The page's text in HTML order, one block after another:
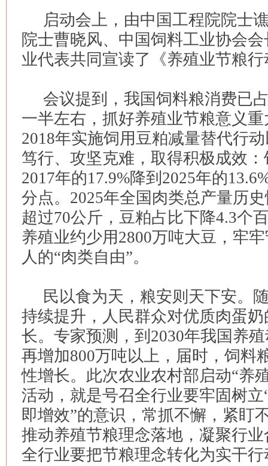
启动会上，由中国工程院院士
院士曹晓风、中国饲料工业协会
业代表共同宣读了《养殖业节粮
会议提到，我国饲料粮消费已
一半左右，抓好养殖业节粮意义
2018年实施饲用豆粕减量替代行
笃行、攻坚克难，取得积极成效
2017年的17.9%降到2025年的
分点。2025年全国肉类总产量历
超过70公斤，豆粕占比下降4.3个
养殖业约少用2800万吨大豆，牢
人的“肉类自由”。
民以食为天，粮安则天下安。
持续提升，人民群众对优质肉蛋
长。专家预测，到2030年我国养
再增加800万吨以上，届时，饲料
性增长。此次农业农村部启动“养
活动，就是号召全行业要牢固树
即增效”的意识，常抓不懈，紧盯
推动养殖节粮理念落地，凝聚行
全行业要把节粮理念转化为实干